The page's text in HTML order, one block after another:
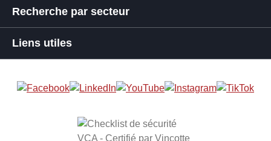
Recherche par secteur
Liens utiles